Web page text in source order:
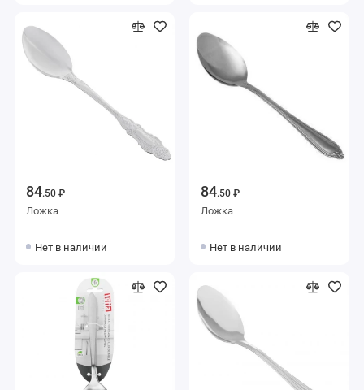
84.50 ₽
Ложка
Нет в наличии
84.50 ₽
Ложка
Нет в наличии